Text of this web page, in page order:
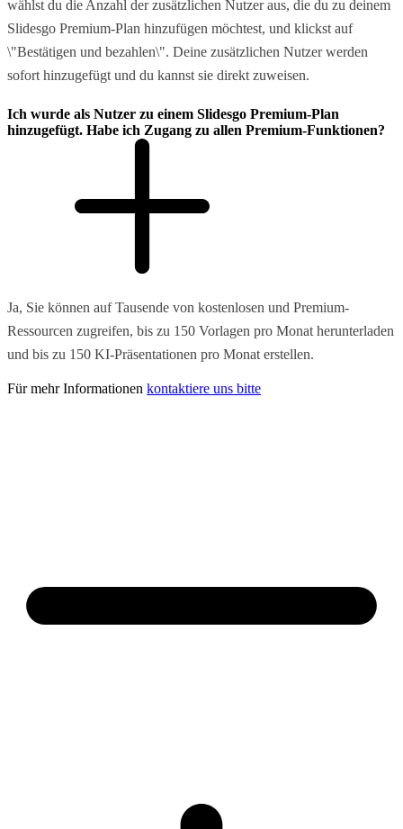
wählst du die Anzahl der zusätzlichen Nutzer aus, die du zu deinem
Slidesgo Premium-Plan hinzufügen möchtest, und klickst auf
\"Bestätigen und bezahlen\". Deine zusätzlichen Nutzer werden
sofort hinzugefügt und du kannst sie direkt zuweisen.
Ich wurde als Nutzer zu einem Slidesgo Premium-Plan
hinzugefügt. Habe ich Zugang zu allen Premium-Funktionen?
Ja, Sie können auf Tausende von kostenlosen und Premium-
Ressourcen zugreifen, bis zu 150 Vorlagen pro Monat herunterladen
und bis zu 150 KI-Präsentationen pro Monat erstellen.
Für mehr Informationen kontaktiere uns bitte